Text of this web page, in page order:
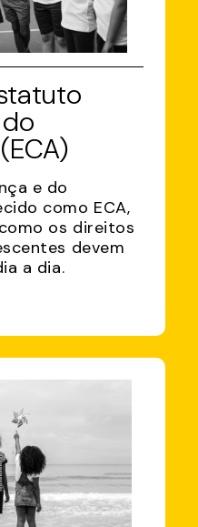
e do
como ECA,
os direitos
devem
a dia.